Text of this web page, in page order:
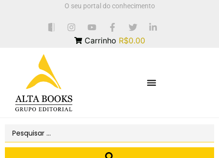
O seu portal do conhecimento
Carrinho R$0.00